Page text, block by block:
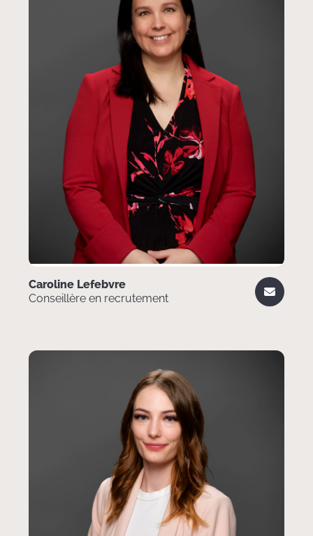
Caroline Lefebvre
Conseillère en recrutement